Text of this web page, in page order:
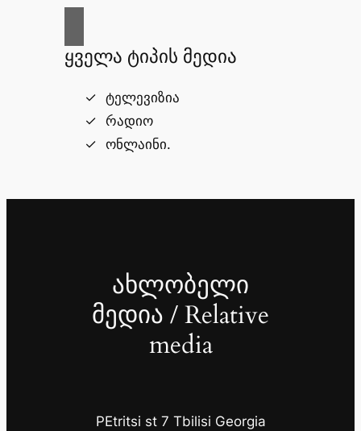
ყველა ტიპის მედია
ტელევიზია
რადიო
ონლაინი.
ახლობელი
მედია / Relative
media
PEtritsi st 7 Tbilisi Georgia